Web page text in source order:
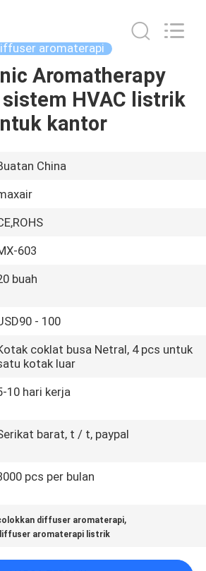
aromaterapi
Aromatherapy
HVAC listrik
kantor
China
603
buah
- 100
coklat busa Netral, 4 pcs untuk
kotak luar
10 hari kerja
barat, t / t, paypal
pcs per bulan
diffuser aromaterapi,
aromaterapi listrik